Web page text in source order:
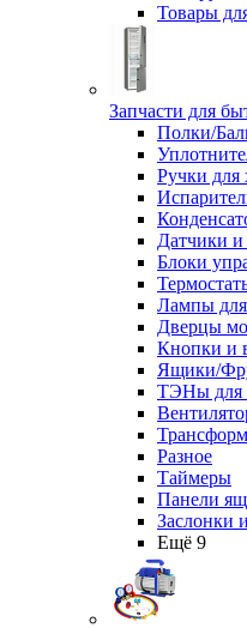
Товары
Запчасти для
Полки/
Ручки для
Датчики и
Блоки
Лампы
Дверцы
Кнопки и
Ящики/
ТЭНы для
Разное
Таймеры
Панели
Заслонки
Ещё 9